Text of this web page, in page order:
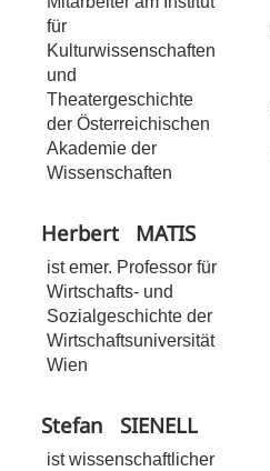
für
Kulturwissenschaften
und
Theatergeschichte
der Österreichischen
Akademie der
Wissenschaften
Herbert MATIS
ist emer. Professor für
Wirtschafts- und
Sozialgeschichte der
Wirtschaftsuniversität
Wien
Stefan SIENELL
ist wissenschaftlicher